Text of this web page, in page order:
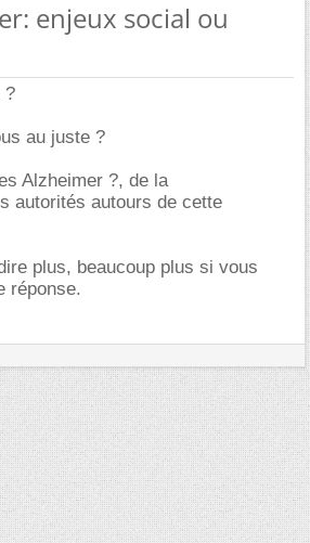
enjeux social ou
?
au juste ?
Alzheimer ?, de la
autorités autours de cette
plus, beaucoup plus si vous
réponse.